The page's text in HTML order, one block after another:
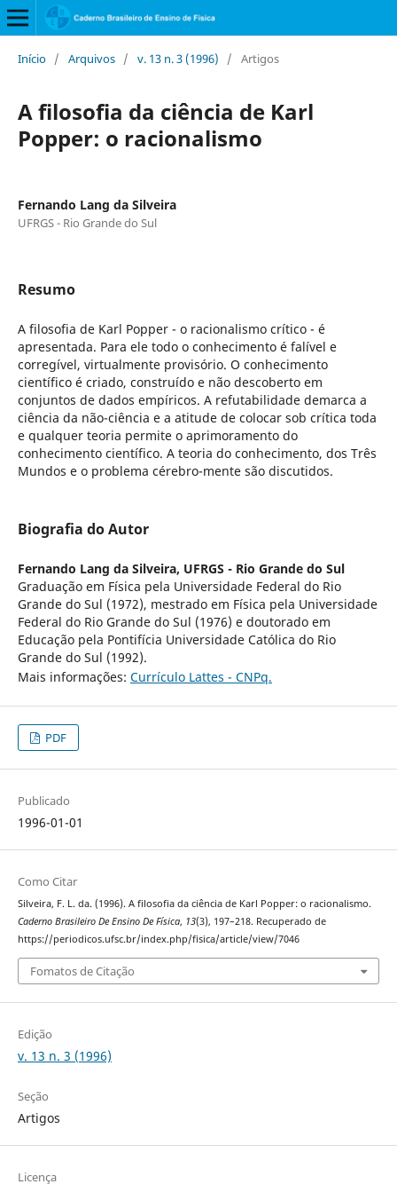
Início / Arquivos / v. 13 n. 3 (1996) / Artigos
A filosofia da ciência de Karl
Popper: o racionalismo
Fernando Lang da Silveira
UFRGS - Rio Grande do Sul
Resumo
A filosofia de Karl Popper - o racionalismo crítico - é
apresentada. Para ele todo o conhecimento é falível e
corregível, virtualmente provisório. O conhecimento
científico é criado, construído e não descoberto em
conjuntos de dados empíricos. A refutabilidade demarca a
ciência da não-ciência e a atitude de colocar sob crítica toda
e qualquer teoria permite o aprimoramento do
conhecimento científico. A teoria do conhecimento, dos Três
Mundos e o problema cérebro-mente são discutidos.
Biografia do Autor
Fernando Lang da Silveira, UFRGS - Rio Grande do Sul
Graduação em Física pela Universidade Federal do Rio
Grande do Sul (1972), mestrado em Física pela Universidade
Federal do Rio Grande do Sul (1976) e doutorado em
Educação pela Pontifícia Universidade Católica do Rio
Grande do Sul (1992).
Mais informações: Currículo Lattes - CNPq.
PDF
Publicado
1996-01-01
Como Citar
Silveira, F. L. da. (1996). A filosofia da ciência de Karl Popper: o racionalismo.
Caderno Brasileiro De Ensino De Física, 13(3), 197–218. Recuperado de
https://periodicos.ufsc.br/index.php/fisica/article/view/7046
Fomatos de Citação
Edição
v. 13 n. 3 (1996)
Seção
Artigos
Licença